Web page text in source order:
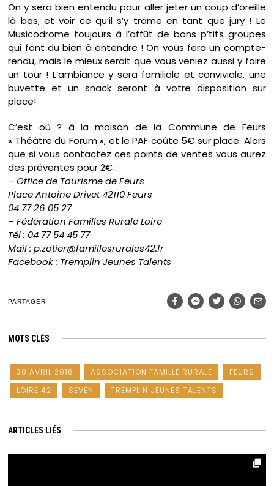
On y sera bien entendu pour aller jeter un coup d’oreille
là bas, et voir ce qu’il s’y trame en tant que jury ! Le
Musicodrome toujours à l’affût de bons p’tits groupes
qui font du bien à entendre ! On vous fera un compte-
rendu, mais le mieux serait que vous veniez aussi y faire
un tour ! L’ambiance y sera familiale et conviviale, une
buvette et un snack seront à votre disposition sur
place!
C’est où ? à la maison de la Commune de Feurs
« Théâtre du Forum », et le PAF coûte 5€ sur place. Alors
que si vous contactez ces points de ventes vous aurez
des préventes pour 2€ :
– Office de Tourisme de Feurs
Place Antoine Drivet 42110 Feurs
04 77 26 05 27
– Fédération Familles Rurale Loire
Tél : 04 77 54 45 77
Mail : p.zotier@famillesrurales42.fr
Facebook : Tremplin Jeunes Talents
PARTAGER
MOTS CLÉS
30 AVRIL 2016 ASSOCIATION FAMILLE RURALE
FEURS
LOIRE 42
SEVEN TREMPLIN JEUNES TALENTS
ARTICLES LIÉS